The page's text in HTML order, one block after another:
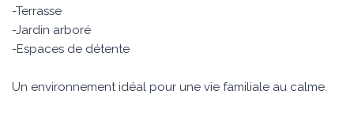
-Terrasse
-Jardin arboré
-Espaces de détente
Un environnement idéal pour une vie familiale au calme.